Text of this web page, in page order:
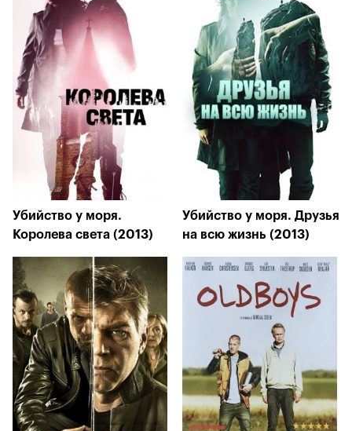
Убийство у моря.
Королева света (2013)
Убийство у моря. Друзья
на всю жизнь (2013)